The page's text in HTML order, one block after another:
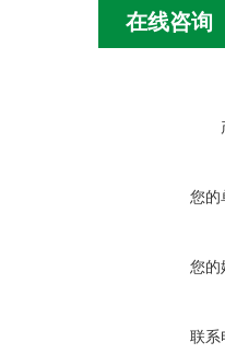
在线咨询
您的
您的
联系